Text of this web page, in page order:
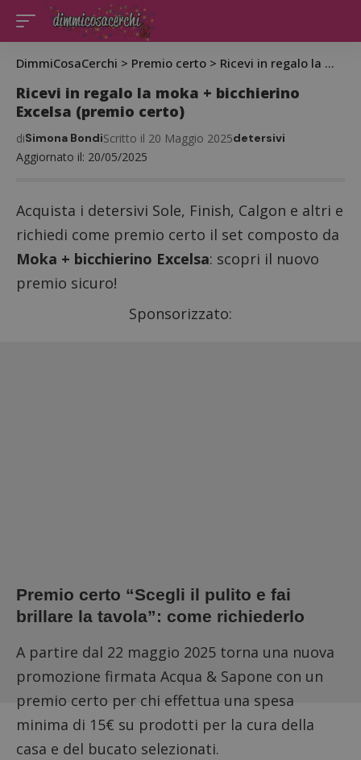
DimmiCosaCerchi > Premio certo > Ricevi in regalo la moka + bicchierino Excelsa (premio certo)
Ricevi in regalo la moka + bicchierino
Excelsa (premio certo)
Aggiornato il: 20/05/2025
diSimona BondiScritto il 20 Maggio 2025detersivi
Acquista i detersivi Sole, Finish, Calgon e altri e
richiedi come premio certo il set composto da
Moka + bicchierino Excelsa: scopri il nuovo
premio sicuro!
Sponsorizzato:
Premio certo “Scegli il pulito e fai
brillare la tavola”: come richiederlo
A partire dal 22 maggio 2025 torna una nuova
promozione firmata Acqua & Sapone con un
premio certo per chi effettua una spesa
minima di 15€ su prodotti per la cura della
casa e del bucato selezionati.